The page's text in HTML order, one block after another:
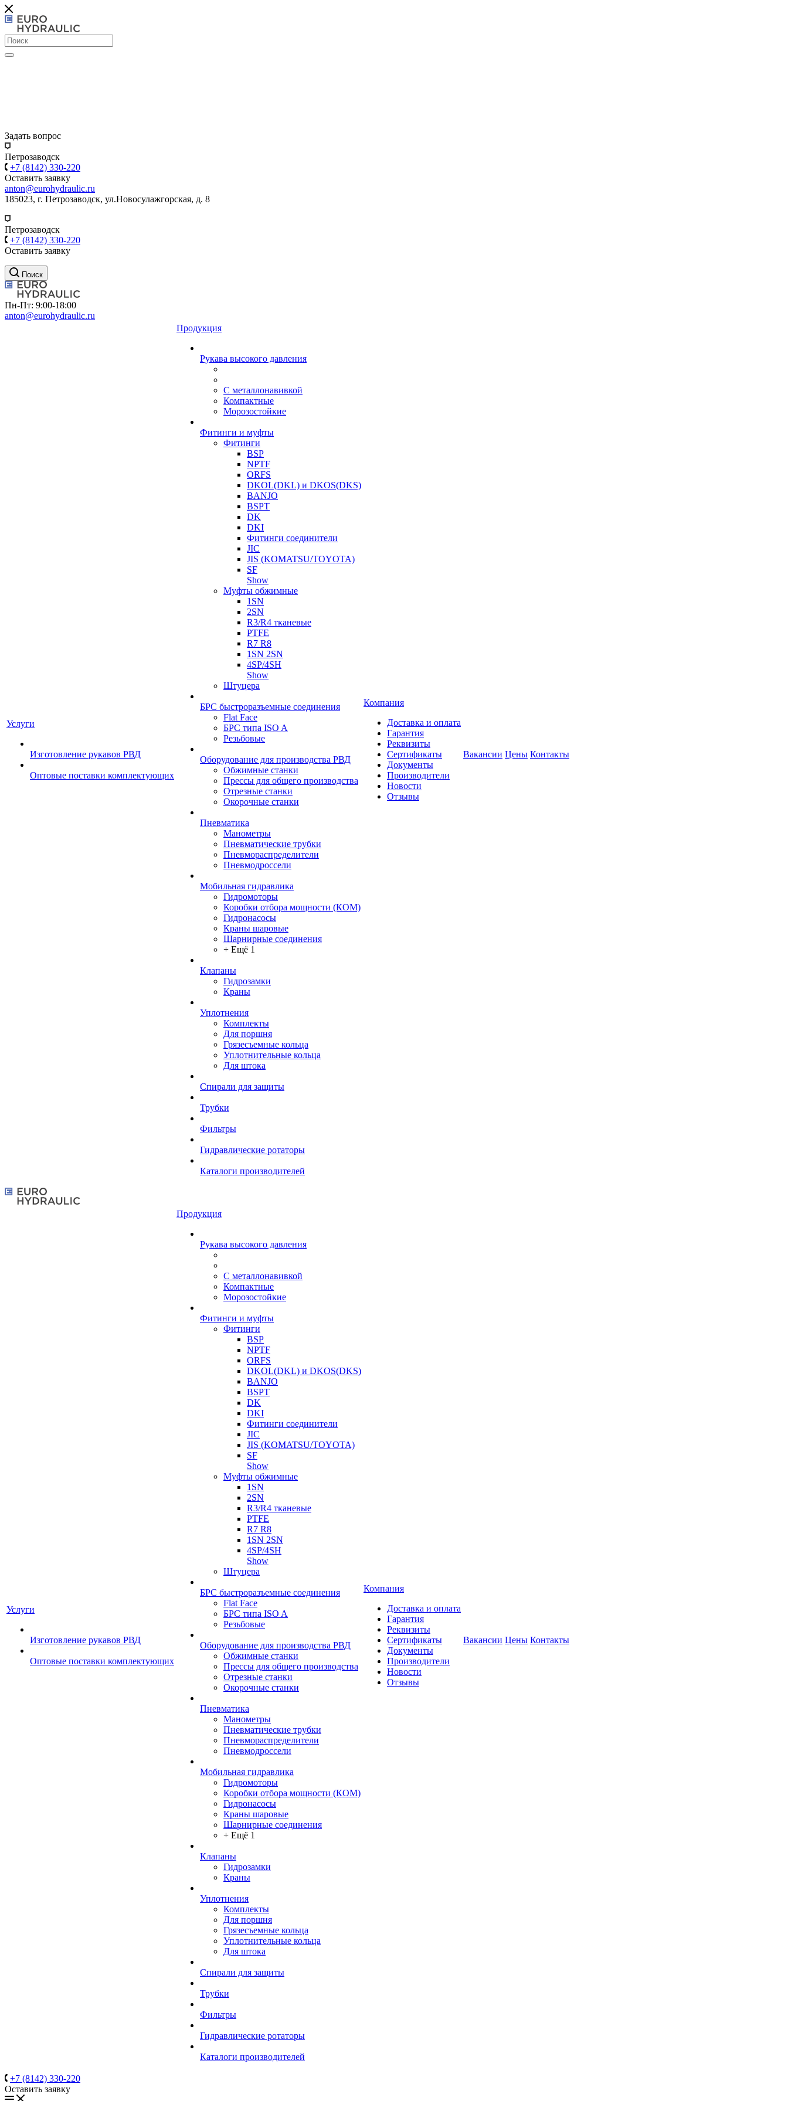
Задать вопрос
Петрозаводск
+7 (8142) 330-220
Оставить заявку
anton@eurohydraulic.ru
185023, г. Петрозаводск, ул.Новосулажгорская, д. 8
Петрозаводск
+7 (8142) 330-220
Оставить заявку
Поиск
Пн-Пт: 9:00-18:00
anton@eurohydraulic.ru
Услуги
Изготовление рукавов РВД
Оптовые поставки комплектующих
Продукция
Рукава высокого давления
С металлонавивкой
Компактные
Морозостойкие
Фитинги и муфты
Фитинги
BSP
NPTF
ORFS
DKOL(DKL) и DKOS(DKS)
BANJO
BSPT
DK
DKI
Фитинги соединители
JIC
JIS (KOMATSU/TOYOTA)
SF
Show
Муфты обжимные
1SN
2SN
R3/R4 тканевые
PTFE
R7 R8
1SN 2SN
4SP/4SH
Show
Штуцера
БРС быстроразъемные соединения
Flat Face
БРС типа ISO A
Резьбовые
Оборудование для производства РВД
Обжимные станки
Прессы для общего производства
Отрезные станки
Окорочные станки
Пневматика
Манометры
Пневматические трубки
Пневмораспределители
Пневмодроссели
Мобильная гидравлика
Гидромоторы
Коробки отбора мощности (КОМ)
Гидронасосы
Краны шаровые
Шарнирные соединения
+ Ещё 1
Клапаны
Гидрозамки
Краны
Уплотнения
Комплекты
Для поршня
Грязесъемные кольца
Уплотнительные кольца
Для штока
Спирали для защиты
Трубки
Фильтры
Гидравлические ротаторы
Каталоги производителей
Компания
Доставка и оплата
Гарантия
Реквизиты
Сертификаты
Документы
Производители
Новости
Отзывы
Вакансии Цены Контакты
Услуги
Изготовление рукавов РВД
Оптовые поставки комплектующих
Продукция
Рукава высокого давления
С металлонавивкой
Компактные
Морозостойкие
Фитинги и муфты
Фитинги
BSP
NPTF
ORFS
DKOL(DKL) и DKOS(DKS)
BANJO
BSPT
DK
DKI
Фитинги соединители
JIC
JIS (KOMATSU/TOYOTA)
SF
Show
Муфты обжимные
1SN
2SN
R3/R4 тканевые
PTFE
R7 R8
1SN 2SN
4SP/4SH
Show
Штуцера
БРС быстроразъемные соединения
Flat Face
БРС типа ISO A
Резьбовые
Оборудование для производства РВД
Обжимные станки
Прессы для общего производства
Отрезные станки
Окорочные станки
Пневматика
Манометры
Пневматические трубки
Пневмораспределители
Пневмодроссели
Мобильная гидравлика
Гидромоторы
Коробки отбора мощности (КОМ)
Гидронасосы
Краны шаровые
Шарнирные соединения
+ Ещё 1
Клапаны
Гидрозамки
Краны
Уплотнения
Комплекты
Для поршня
Грязесъемные кольца
Уплотнительные кольца
Для штока
Спирали для защиты
Трубки
Фильтры
Гидравлические ротаторы
Каталоги производителей
Компания
Доставка и оплата
Гарантия
Реквизиты
Сертификаты
Документы
Производители
Новости
Отзывы
Вакансии Цены Контакты
+7 (8142) 330-220
Оставить заявку